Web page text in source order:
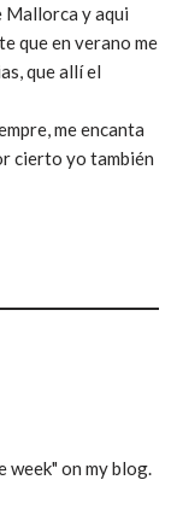
Mallorca y aqui
que en verano me
que allí el
me encanta
cierto yo también
on my blog.